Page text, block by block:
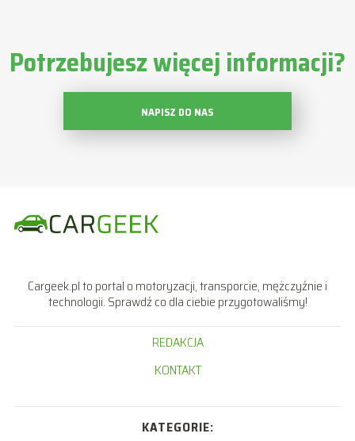
Potrzebujesz więcej informacji?
NAPISZ DO NAS
Cargeek.pl to portal o motoryzacji, transporcie, mężczyźnie i
technologii. Sprawdź co dla ciebie przygotowaliśmy!
REDAKCJA
KONTAKT
KATEGORIE: